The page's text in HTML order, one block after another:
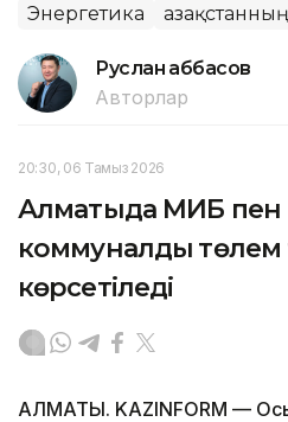
Энергетика
Руслан Ғаббасов
Авторлар
20:30, 06 Тамыз 2026
Алматыда МИБ пен
коммуналдық төлем
көрсетіледі
АЛМАТЫ. KAZINFORM —